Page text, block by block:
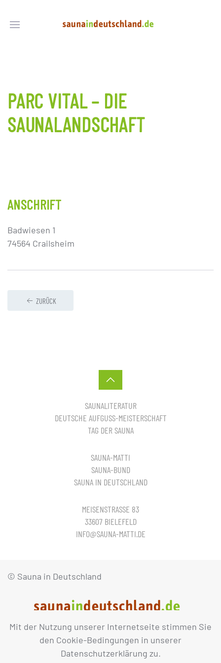
Mit der Nutzung unserer Internetseite stimmen Sie
den Cookie-Bedingungen in unserer
Datenschutzerklärung zu.
PARC VITAL – DIE
SAUNALANDSCHAFT
ANSCHRIFT
Badwiesen 1
74564 Crailsheim
ZURÜCK
SAUNALITERATUR
DEUTSCHE AUFGUSS-MEISTERSCHAFT
TAG DER SAUNA
SAUNA-MATTI
SAUNA-BUND
SAUNA IN DEUTSCHLAND
MEISENSTRASSE 83
33607 BIELEFELD
INFO@SAUNA-MATTI.DE
© Sauna in Deutschland
IMPRESSUM DATENSCHUTZ